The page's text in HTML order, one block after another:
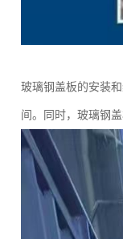
玻璃钢盖板的安装
间。同时，玻璃钢